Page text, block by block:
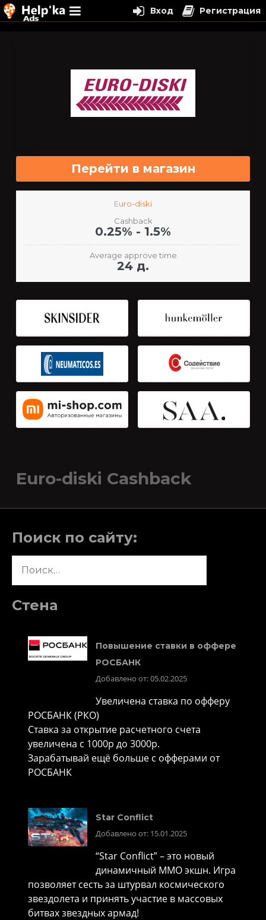
Перейти в магазин
Euro-diski
Cashback
0.25% - 1.5%
Average approve time
24 д.
Euro-diski Cashback
Поиск по сайту:
Стена
Повышение ставки в оффере
РОСБАНК
Добавлено от: 05.02.2025
Увеличена ставка по офферу
РОСБАНК (РКО)
Ставка за открытие расчетного счета
увеличена с 1000р до 3000р.
Зарабатывай ещё больше с офферами от
РОСБАНК
Star Conflict
Добавлено от: 15.01.2025
“Star Conflict” – это новый
динамичный MMO экшн. Игра
позволяет сесть за штурвал космического
звездолета и принять участие в массовых
битвах звездных армад!
Вход Регистрация